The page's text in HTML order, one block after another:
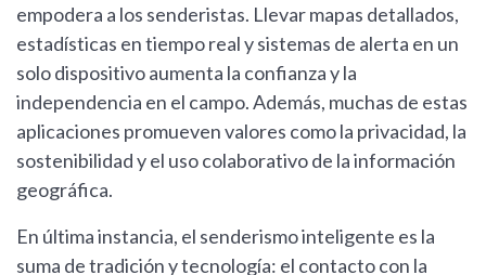
empodera a los senderistas. Llevar mapas detallados,
estadísticas en tiempo real y sistemas de alerta en un
solo dispositivo aumenta la confianza y la
independencia en el campo. Además, muchas de estas
aplicaciones promueven valores como la privacidad, la
sostenibilidad y el uso colaborativo de la información
geográfica.
En última instancia, el senderismo inteligente es la
suma de tradición y tecnología: el contacto con la